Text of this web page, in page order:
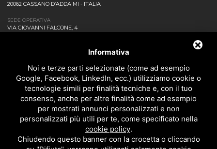
20062 CASSANO D’ADDA MI - ITALIA
SEDE OPERATIVA
VIA GIOVANNI FALCONE, 4
DOWNLOAD
CONTATTACI!
POLITICA DELLA QUALITÀ
PRIVACY
BAGNO
CUCINA
Informativa
Noi e terze parti selezionate (come ad esempio
Google, Facebook, LinkedIn, ecc.) utilizziamo cookie o
tecnologie simili per finalità tecniche e, con il tuo
consenso, anche per altre finalità come ad esempio
per mostrati annunci personalizzati e non
personalizzati più utili per te, come specificato nella
cookie policy.
Chiudendo questo banner con la crocetta o cliccando